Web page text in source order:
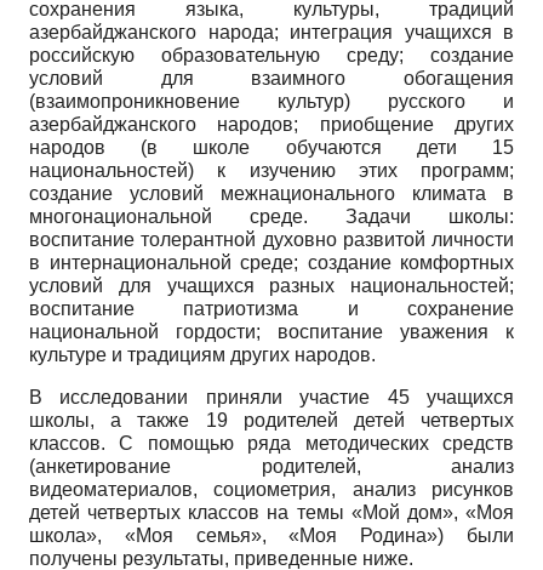
сохранения языка, культуры, традиций
азербайджанского народа; интеграция учащихся в
российскую образовательную среду; создание
условий для взаимного обогащения
(взаимопроникновение культур) русского и
азербайджанского народов; приобщение других
народов (в школе обучаются дети 15
национальностей) к изучению этих программ;
создание условий межнационального климата в
многонациональной среде. Задачи школы:
воспитание толерантной духовно развитой личности
в интернациональной среде; создание комфортных
условий для учащихся разных национальностей;
воспитание патриотизма и сохранение
национальной гордости; воспитание уважения к
культуре и традициям других народов.
В исследовании приняли участие 45 учащихся
школы, а также 19 родителей детей четвертых
классов. С помощью ряда методических средств
(анкетирование родителей, анализ
видеоматериалов, социо­метрия, анализ рисунков
детей четвертых классов на темы «Мой дом», «Моя
школа», «Моя семья», «Моя Родина») были
получены результаты, приведенные ниже.